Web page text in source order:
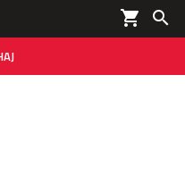
shopping_cart 
